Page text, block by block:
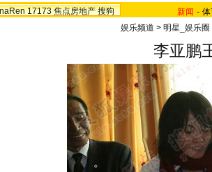
17173 焦点房地产 搜狗 新闻 -
娱乐频道 > 明星_娱乐圈
李亚鹏